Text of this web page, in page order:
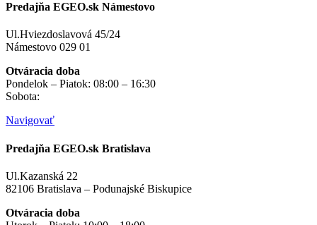
Predajňa EGEO.sk Námestovo
Ul.Hviezdoslavová 45/24
Námestovo 029 01
Otváracia doba
Pondelok – Piatok: 08:00 – 16:30
Sobota:
Navigovať
Predajňa EGEO.sk Bratislava
Ul.Kazanská 22
82106 Bratislava – Podunajské Biskupice
Otváracia doba